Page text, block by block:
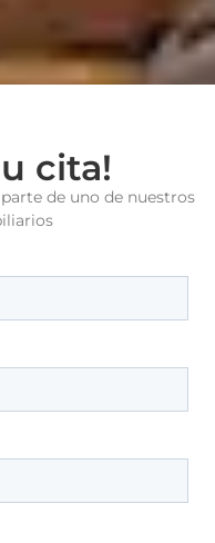
cita!
de uno de nuestros